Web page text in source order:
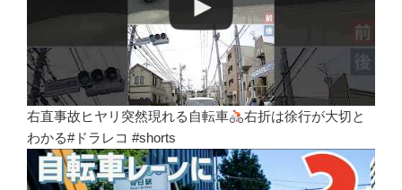
右直事故ヒヤリ突然現れる自転車
右折は徐行が大切と
わかる#ドラレコ #shorts